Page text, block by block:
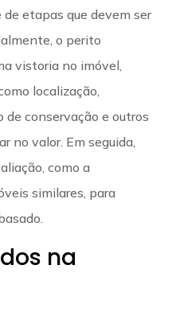
etapas que devem ser
o perito
vistoria no imóvel,
localização,
conservação e outros
no valor. Em seguida,
como a
similares, para
na